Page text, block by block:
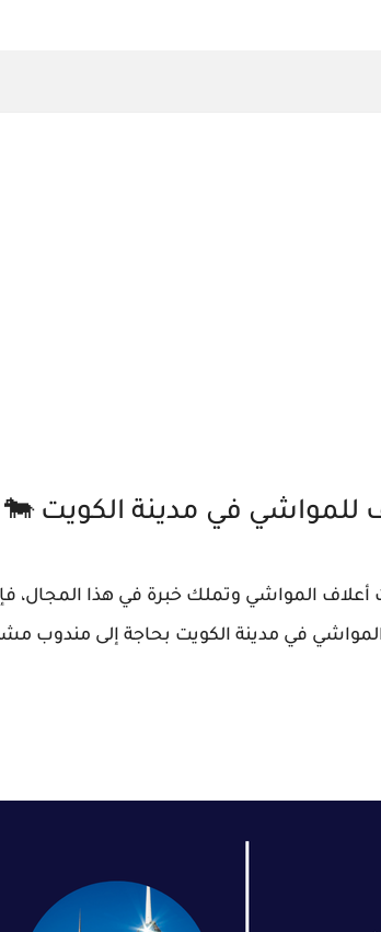
في مدينة الكويت 🐄
المواشي وتملك خبرة في هذا المجال،
في مدينة الكويت بحاجة إلى مندوب